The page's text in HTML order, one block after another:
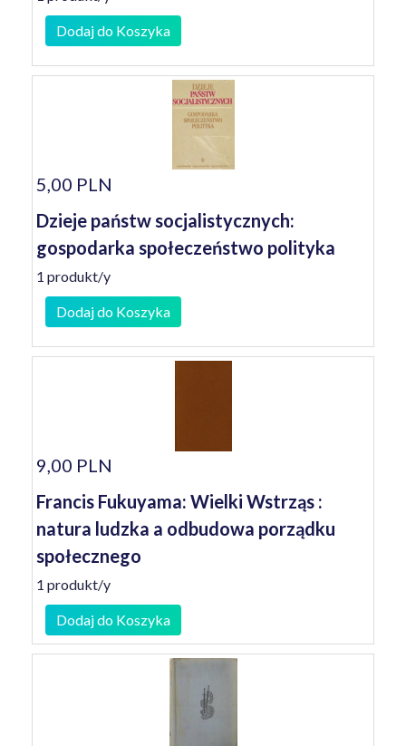
Dodaj do Koszyka
5,00 PLN
Dzieje państw socjalistycznych:
gospodarka społeczeństwo polityka
1 produkt/y
Dodaj do Koszyka
9,00 PLN
Francis Fukuyama: Wielki Wstrząs :
natura ludzka a odbudowa porządku
społecznego
1 produkt/y
Dodaj do Koszyka